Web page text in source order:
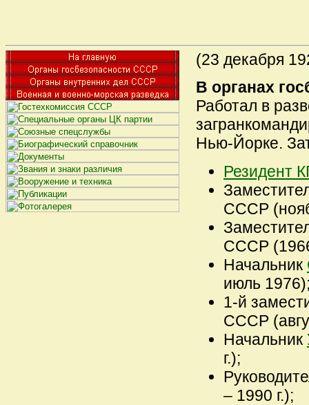
(23 декабря
В органах
Работал в
Нью-Йорке.
Резидент
СССР
СССР
Начальник
июль
1-й
СССР
Начальник
г.);
– 1990 г.);